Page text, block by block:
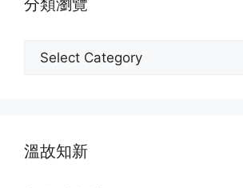
分類瀏覽
溫故知新